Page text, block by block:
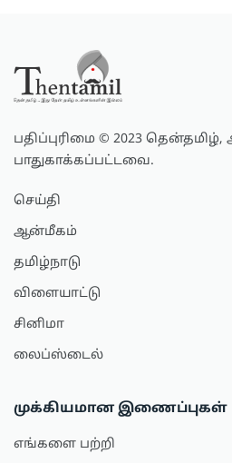
பதிப்புரிமை © 2023
பாதுகாக்கப்பட்டவை.
செய்தி
ஆன்மீகம்
தமிழ்நாடு
விளையாட்டு
சினிமா
லைப்ஸ்டைல்
முக்கியமான இணைப்புகள்
எங்களை பற்றி